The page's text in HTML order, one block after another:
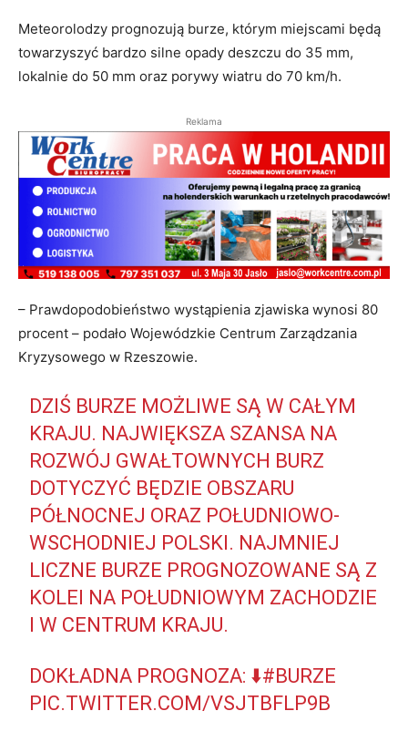
Meteorolodzy prognozują burze, którym miejscami będą
towarzyszyć bardzo silne opady deszczu do 35 mm,
lokalnie do 50 mm oraz porywy wiatru do 70 km/h.
Reklama
– Prawdopodobieństwo wystąpienia zjawiska wynosi 80
procent – podało Wojewódzkie Centrum Zarządzania
Kryzysowego w Rzeszowie.
DZIŚ BURZE MOŻLIWE SĄ W CAŁYM
KRAJU. NAJWIĘKSZA SZANSA NA
ROZWÓJ GWAŁTOWNYCH BURZ
DOTYCZYĆ BĘDZIE OBSZARU
PÓŁNOCNEJ ORAZ POŁUDNIOWO-
WSCHODNIEJ POLSKI. NAJMNIEJ
LICZNE BURZE PROGNOZOWANE SĄ Z
KOLEI NA POŁUDNIOWYM ZACHODZIE
I W CENTRUM KRAJU.
DOKŁADNA PROGNOZA: ⬇️#BURZE
PIC.TWITTER.COM/VSJTBFLP9B